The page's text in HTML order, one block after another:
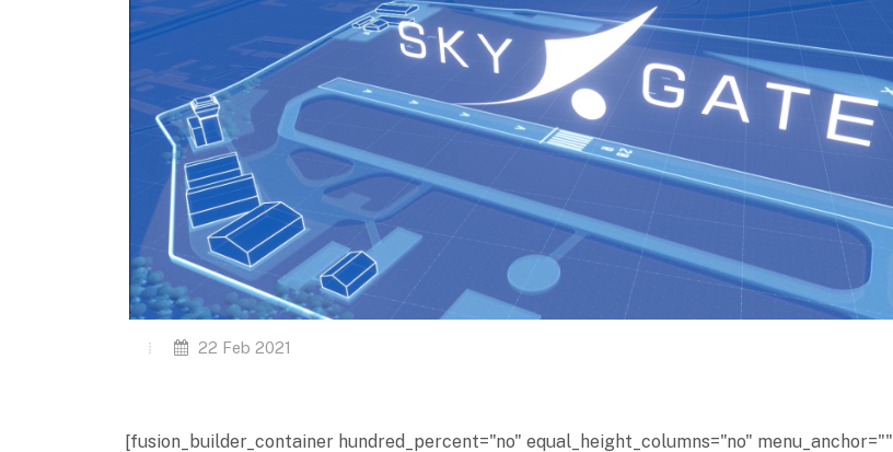
22 Feb 2021
[fusion_builder_container hundred_percent="no" equal_height_columns="no" menu_anchor=""